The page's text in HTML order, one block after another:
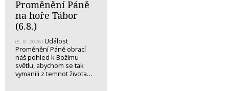
Proměnění Páně
na hoře Tábor
(6.8.)
(5. 8. 2026) Událost
Proměnění Páně obrací
náš pohled k Božímu
světlu, abychom se tak
vymanili z temnot života…